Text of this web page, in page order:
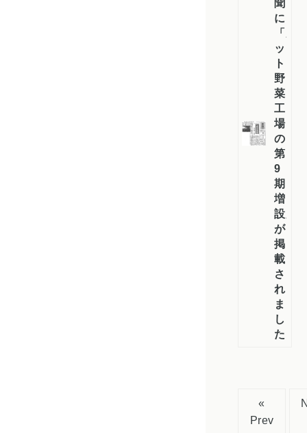
聞
に
「カ
ッ
ト
野
菜
工
場
の
第
9
期
増
設」
が
掲
載
さ
れ
ま
し
た
«
Prev